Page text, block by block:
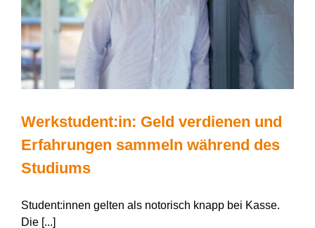
Werkstudent:in: Geld verdienen und
Erfahrungen sammeln während des
Studiums
Student:innen gelten als notorisch knapp bei Kasse.
Die [...]